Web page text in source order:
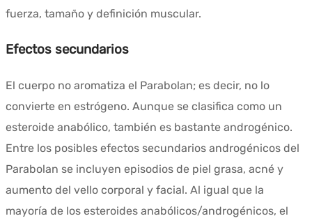
fuerza, tamaño y definición muscular.
Efectos secundarios
El cuerpo no aromatiza el Parabolan; es decir, no lo
convierte en estrógeno. Aunque se clasifica como un
esteroide anabólico, también es bastante androgénico.
Entre los posibles efectos secundarios androgénicos del
Parabolan se incluyen episodios de piel grasa, acné y
aumento del vello corporal y facial. Al igual que la
mayoría de los esteroides anabólicos/androgénicos, el